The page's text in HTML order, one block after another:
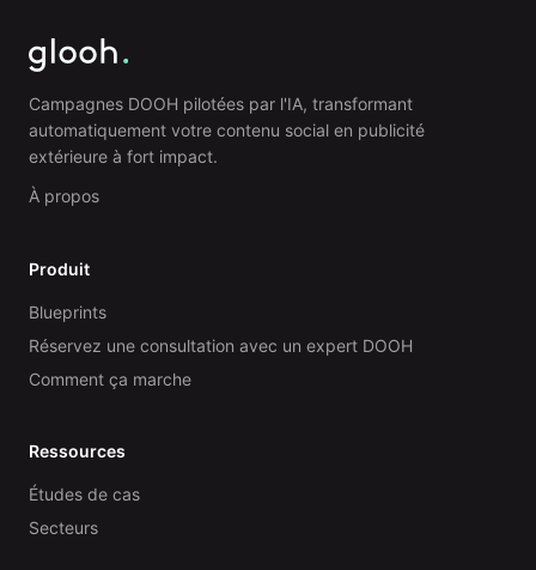
Campagnes DOOH pilotées par l'IA, transformant
automatiquement votre contenu social en publicité
extérieure à fort impact.
À propos
Produit
Blueprints
Réservez une consultation avec un expert DOOH
Comment ça marche
Ressources
Études de cas
Secteurs